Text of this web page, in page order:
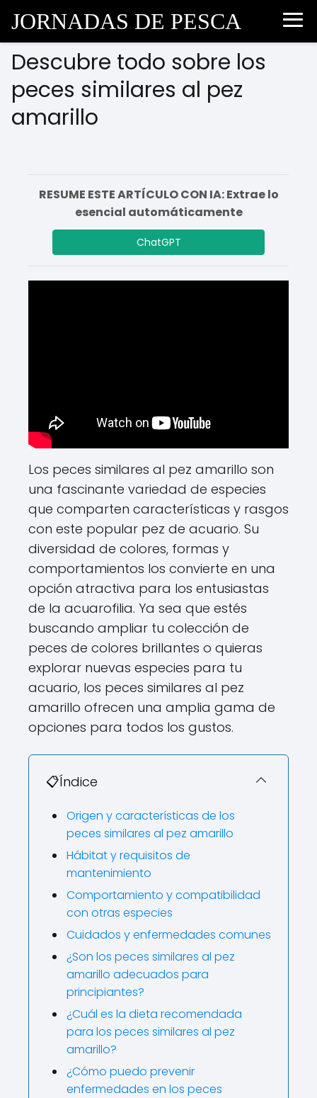
JORNADAS DE PESCA
Descubre todo sobre los
peces similares al pez
amarillo
RESUME ESTE ARTÍCULO CON IA: Extrae lo
esencial automáticamente
ChatGPT
Los peces similares al pez amarillo son
una fascinante variedad de especies
que comparten características y rasgos
con este popular pez de acuario. Su
diversidad de colores, formas y
comportamientos los convierte en una
opción atractiva para los entusiastas
de la acuarofilia. Ya sea que estés
buscando ampliar tu colección de
peces de colores brillantes o quieras
explorar nuevas especies para tu
acuario, los peces similares al pez
amarillo ofrecen una amplia gama de
opciones para todos los gustos.
📋Índice
Origen y características de los
peces similares al pez amarillo
Hábitat y requisitos de
mantenimiento
Comportamiento y compatibilidad
con otras especies
Cuidados y enfermedades comunes
¿Son los peces similares al pez
amarillo adecuados para
principiantes?
¿Cuál es la dieta recomendada
para los peces similares al pez
amarillo?
¿Cómo puedo prevenir
enfermedades en los peces